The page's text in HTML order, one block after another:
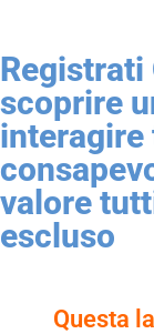
Registrati
scoprire
valore
escluso
Questa